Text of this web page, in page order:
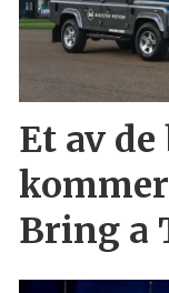
Et av
Bring a